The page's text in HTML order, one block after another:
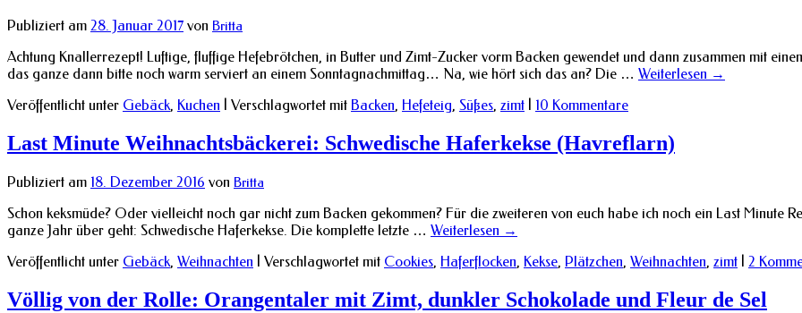
Publiziert am 28. Januar 2017 von Britta
Achtung Knallerrezept! Luftige, fluffige Hefebrötchen, in Butter und Zimt-Zucker vorm Backen gewendet und dann zusammen mit
das ganze dann bitte noch warm serviert an einem Sonntagnachmittag… Na, wie hört sich das an? Die … Weiterlesen →
Veröffentlicht unter Gebäck, Kuchen Verschlagwortet mit Backen, Hefeteig, Süßes, zimt 10 Kommentare
Last Minute Weihnachtsbäckerei: Schwedische Haferkekse (Havreflarn)
Publiziert am 18. Dezember 2016 von Britta
Schon keksmüde? Oder vielleicht noch gar nicht zum Backen gekommen? Für die zweiteren von euch habe ich noch ein Last Minute
ganze Jahr über geht: Schwedische Haferkekse. Die komplette letzte … Weiterlesen →
Veröffentlicht unter Gebäck, Weihnachten Verschlagwortet mit Cookies, Haferflocken, Kekse, Plätzchen, Weihnachten, zimt 2
Völlig von der Rolle: Orangentaler mit Zimt, dunkler Schokolade und Fleur de Sel